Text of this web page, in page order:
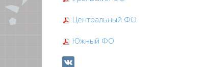
Центральный ФО
Южный ФО